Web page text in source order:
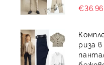
€36.96
риза